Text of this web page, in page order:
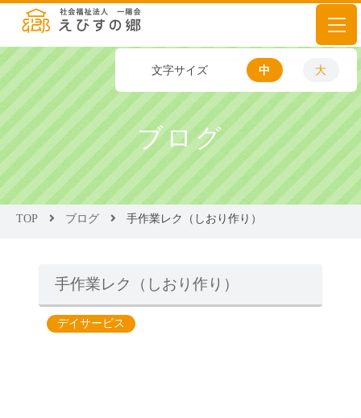
文字サイズ 中 大
ブログ
TOP ブログ 手作業レク（しおり作り）
手作業レク（しおり作り）
デイサービス